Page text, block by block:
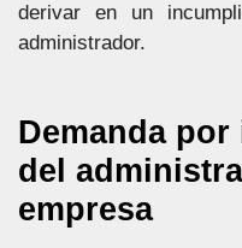
derivar en un
administrador.
Demanda
del
empresa